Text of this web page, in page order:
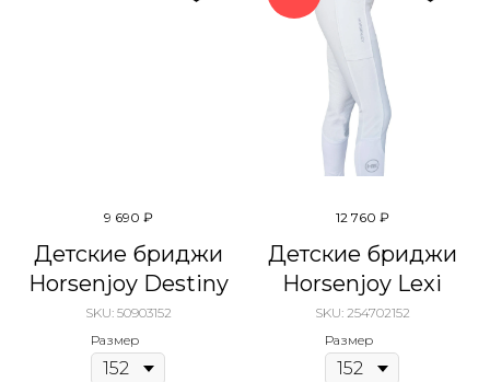
9 690 ₽
Детские бриджи
Horsenjoy Destiny
SKU: 50903152
Размер
12 760 ₽
Детские бриджи
Horsenjoy Lexi
SKU: 254702152
Размер